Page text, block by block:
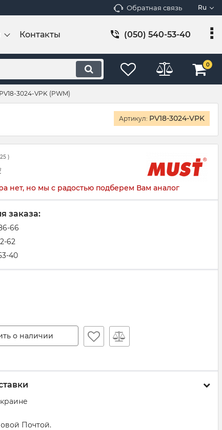
Обратная связь Ru
Контакты (050) 540-53-40
0
3024-VPK (PWM)
Артикул: PV18-3024-VPK
25 )
нет, но мы с радостью подберем Вам аналог
заказа:
66
62
40
о наличии
Почтой.